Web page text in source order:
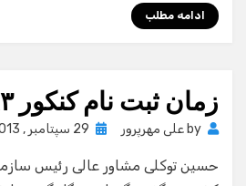
ادامه مطلب
زمان ثبت نام کنکور ٩٣
by علی مهرپرور
Posted
29 سپتامبر , 2013
حسین توکلی مشاور عالی رئیس